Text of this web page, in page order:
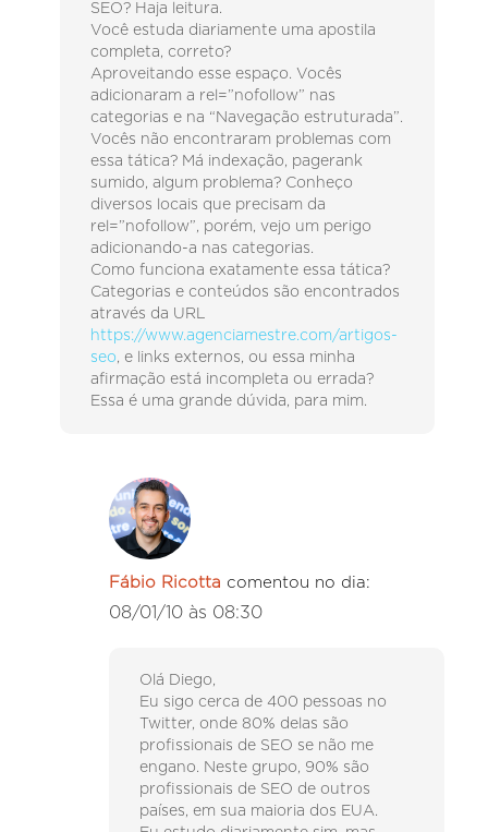
SEO? Haja leitura.
Você estuda diariamente uma apostila
completa, correto?
Aproveitando esse espaço. Vocês
adicionaram a rel=”nofollow” nas
categorias e na “Navegação estruturada”.
Vocês não encontraram problemas com
essa tática? Má indexação, pagerank
sumido, algum problema? Conheço
diversos locais que precisam da
rel=”nofollow”, porém, vejo um perigo
adicionando-a nas categorias.
Como funciona exatamente essa tática?
Categorias e conteúdos são encontrados
através da URL
https://www.agenciamestre.com/artigos-
seo, e links externos, ou essa minha
afirmação está incompleta ou errada?
Essa é uma grande dúvida, para mim.
Fábio Ricotta comentou no dia:
08/01/10 às 08:30
Olá Diego,
Eu sigo cerca de 400 pessoas no
Twitter, onde 80% delas são
profissionais de SEO se não me
engano. Neste grupo, 90% são
profissionais de SEO de outros
países, em sua maioria dos EUA.